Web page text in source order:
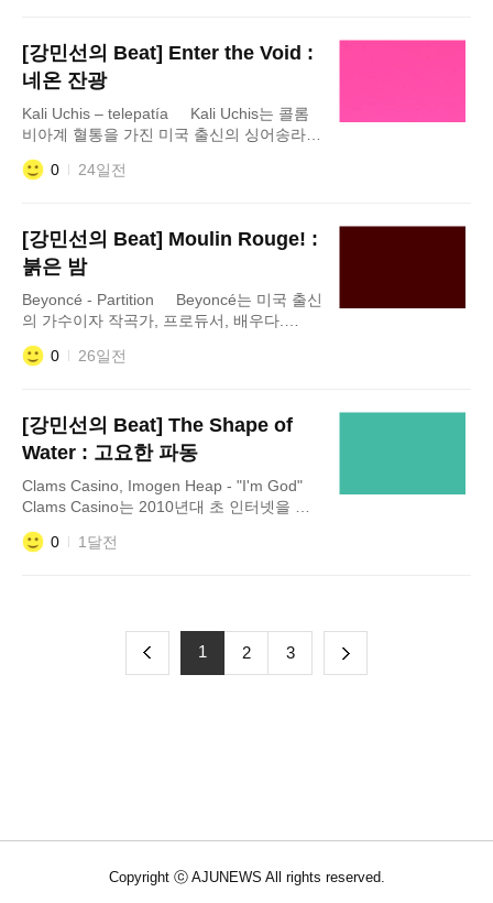
[강민선의 Beat] Enter the Void :
네온 잔광
Kali Uchis – telepatía Kali Uchis는 콜롬
비아계 혈통을 가진 미국 출신의 싱어송라이
터로 영어와 스페인어를 자유롭게 넘나드는
독창적인 음악 세계를 구축한 아티스트다.
0 24일전
[강민선의 Beat] Moulin Rouge! :
붉은 밤
Beyoncé - Partition Beyoncé는 미국 출신
의 가수이자 작곡가, 프로듀서, 배우다.
1990년대 R&B 그룹 Destiny's Child의 메인
보컬로 세계적인 성공을 거둔 뒤 솔로 활동
0 26일전
[강민선의 Beat] The Shape of
Water : 고요한 파동
Clams Casino, Imogen Heap - "I'm God"
Clams Casino는 2010년대 초 인터넷을 중
심으로 이름을 알리기 시작, 기존 힙합 프로
덕션과는 달리 몽환적이고 공간감 있는 사운
0 1달전
이 1 2 3 다
Copyright ⓒ AJUNEWS All rights reserved.